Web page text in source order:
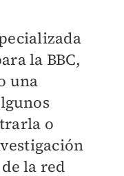
la BBC,
una
o
la red